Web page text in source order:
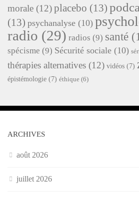
morale (12)placebo (13)
(13) psychanalyse (10)
radio (29) radios (9) santé
spécisme (9) Sécurité sociale (10)
thérapies alternatives (12) vidéos (7)
épistémologie (7) éthique (6)
ARCHIVES
août 2026
juillet 2026